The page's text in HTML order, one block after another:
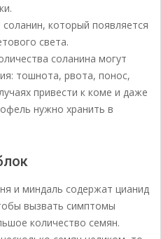
который появляется
света.
соланина могут
тошнота, рвота, понос,
привести к коме и даже
нужно хранить в
и миндаль содержат цианид
вызвать симптомы
количество семян.